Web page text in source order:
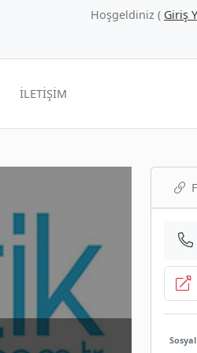
Hoşgeldiniz ( Giriş
İLETİŞİM